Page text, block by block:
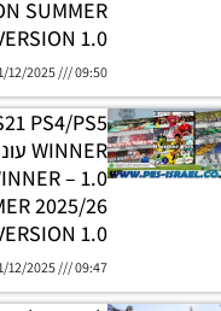
SUMMER
1.0
12/2025 09:50
2025/26
1.0
12/2025 09:47